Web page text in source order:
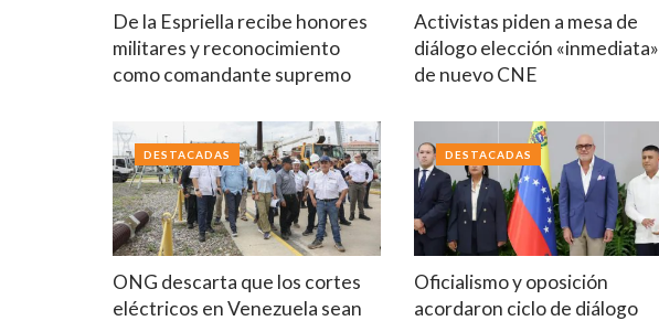
De la Espriella recibe honores
militares y reconocimiento
como comandante supremo
Activistas piden a mesa de
diálogo elección «inmediata»
de nuevo CNE
ONG descarta que los cortes
eléctricos en Venezuela sean
DESTACADAS
Oficialismo y oposición
acordaron ciclo de diálogo
DESTACADAS